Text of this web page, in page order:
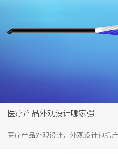
医疗产品外观设计哪家强
医疗产品外观设计，外观设计包括